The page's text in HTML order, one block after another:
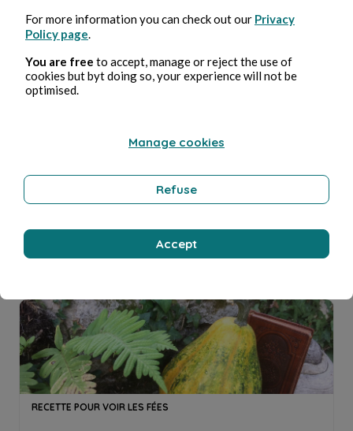
Dames des bois
RECETTE POUR VOIR LES FÉES
For more information you can check out our Privacy
Policy page.
You are free to accept, manage or reject the use of
cookies but byt doing so, your experience will not be
optimised.
Manage cookies
Refuse
Accept